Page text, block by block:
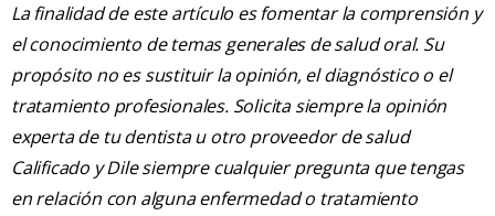
La finalidad de este artículo es fomentar la comprensión y
el conocimiento de temas generales de salud oral. Su
propósito no es sustituir la opinión, el diagnóstico o el
tratamiento profesionales. Solicita siempre la opinión
experta de tu dentista u otro proveedor de salud
Calificado y Dile siempre cualquier pregunta que tengas
en relación con alguna enfermedad o tratamiento